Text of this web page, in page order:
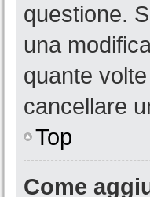
questione.
una
quante
cancellare
Top
Come